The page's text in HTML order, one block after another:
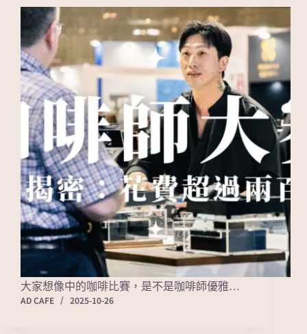
大家想像中的咖啡比賽，是不是咖啡師優雅…
AD CAFE
2025-10-26